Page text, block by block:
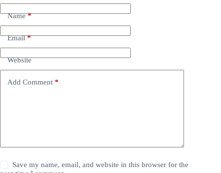
Name*
Email*
Website
Add Comment *
Save my name, email, and website in this browser for the